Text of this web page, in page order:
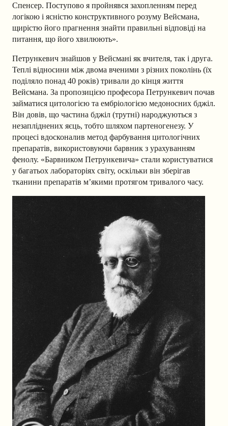
Спенсер. Поступово я пройнявся захопленням перед
логікою і ясністю конструктивного розуму Вейсмана,
щирістю його прагнення знайти правильні відповіді на
питання, що його хвилюють».
Петрункевич знайшов у Вейсмані як вчителя, так і друга.
Теплі відносини між двома вченими з різних поколінь (їх
поділяло понад 40 років) тривали до кінця життя
Вейсмана. За пропозицією професора Петрункевич почав
займатися цитологією та ембріологією медоносних бджіл.
Він довів, що частина бджіл (трутні) народжуються з
незапліднених яєць, тобто шляхом партеногенезу. У
процесі вдосконалив метод фарбування цитологічних
препаратів, використовуючи барвник з урахуванням
фенолу. «Барвником Петрункевича» стали користуватися
у багатьох лабораторіях світу, оскільки він зберігав
тканини препаратів м’якими протягом тривалого часу.